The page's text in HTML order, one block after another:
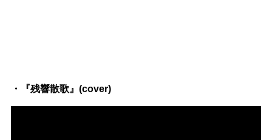
・『残響散歌』(cover)